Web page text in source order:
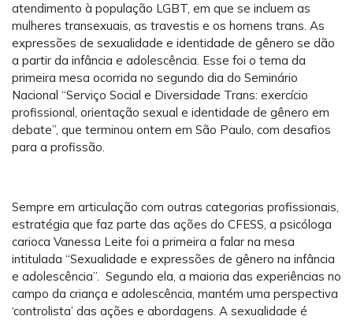
atendimento à população LGBT, em que se incluem as
mulheres transexuais, as travestis e os homens trans. As
expressões de sexualidade e identidade de gênero se dão
a partir da infância e adolescência. Esse foi o tema da
primeira mesa ocorrida no segundo dia do Seminário
Nacional “Serviço Social e Diversidade Trans: exercício
profissional, orientação sexual e identidade de gênero em
debate”, que terminou ontem em São Paulo, com desafios
para a profissão.
Sempre em articulação com outras categorias profissionais,
estratégia que faz parte das ações do CFESS, a psicóloga
carioca Vanessa Leite foi a primeira a falar na mesa
intitulada “Sexualidade e expressões de gênero na infância
e adolescência”. Segundo ela, a maioria das experiências no
campo da criança e adolescência, mantém uma perspectiva
‘controlista’ das ações e abordagens. A sexualidade é